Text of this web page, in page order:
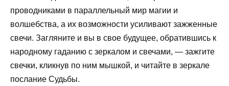
проводниками в параллельный мир магии и
волшебства, а их возможности усиливают зажженные
свечи. Загляните и вы в свое будущее, обратившись к
народному гаданию с зеркалом и свечами, — зажгите
свечки, кликнув по ним мышкой, и читайте в зеркале
послание Судьбы.